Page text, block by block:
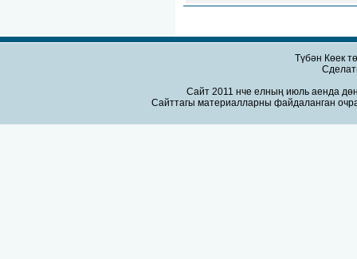
Түбән Көек
Сайт 2011 нче елның июль аенда
Сайттагы материалларны файдаланган